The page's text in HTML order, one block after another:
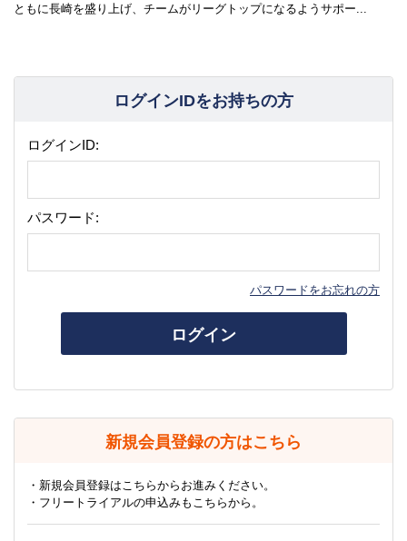
ともに長崎を盛り上げ、チームがリーグトップになるようサポー...
ログインIDをお持ちの方
ログインID:
パスワード:
パスワードをお忘れの方
ログイン
新規会員登録の方はこちら
・新規会員登録はこちらからお進みください。
・フリートライアルの申込みもこちらから。